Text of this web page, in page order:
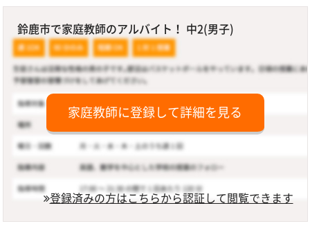
鈴鹿市で家庭教師のアルバイト！ 中2(男子)
家庭教師に登録して詳細を見る
登録済みの方はこちらから認証して閲覧できます